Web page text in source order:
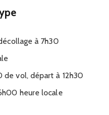
à 7h30
de vol, départ à 12h30
heure locale